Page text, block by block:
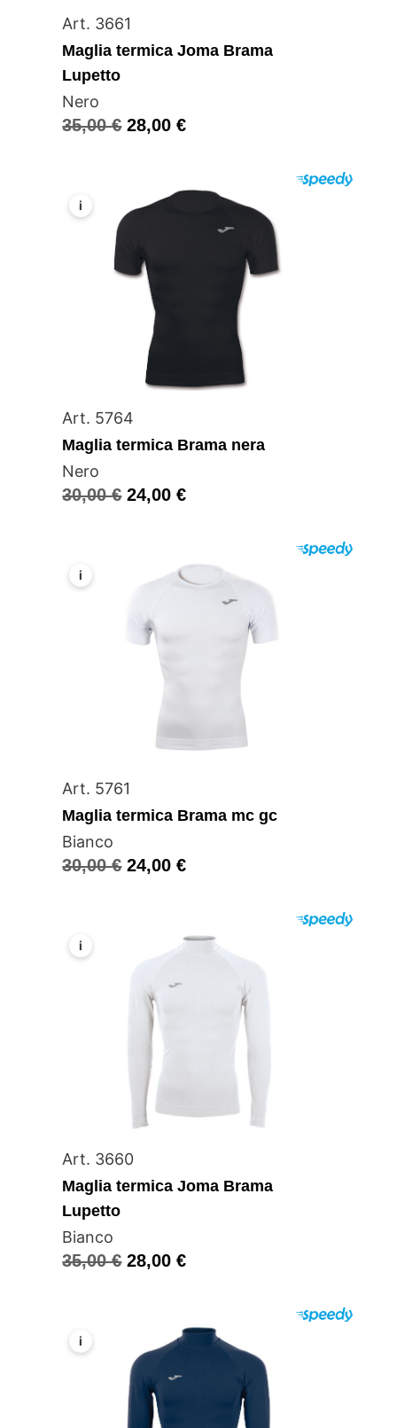
Art. 3661
Maglia termica Joma Brama
Lupetto
Nero
35,00€ 28,00€
i
Art. 5764
Maglia termica Brama nera
Nero
30,00€ 24,00€
i
Art. 5761
Maglia termica Brama mc gc
Bianco
30,00€ 24,00€
i
Art. 3660
Maglia termica Joma Brama
Lupetto
Bianco
35,00€ 28,00€
i